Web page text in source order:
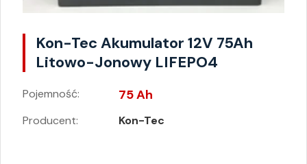
Kon-Tec Akumulator 12V 75Ah
Litowo-Jonowy LIFEPO4
Pojemność: 75 Ah
Producent: Kon-Tec